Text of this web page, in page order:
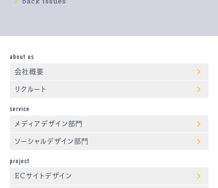
about us
会社概要
リクルート
service
メディアデザイン部門
ソーシャルデザイン部門
project
ECサイトデザイン